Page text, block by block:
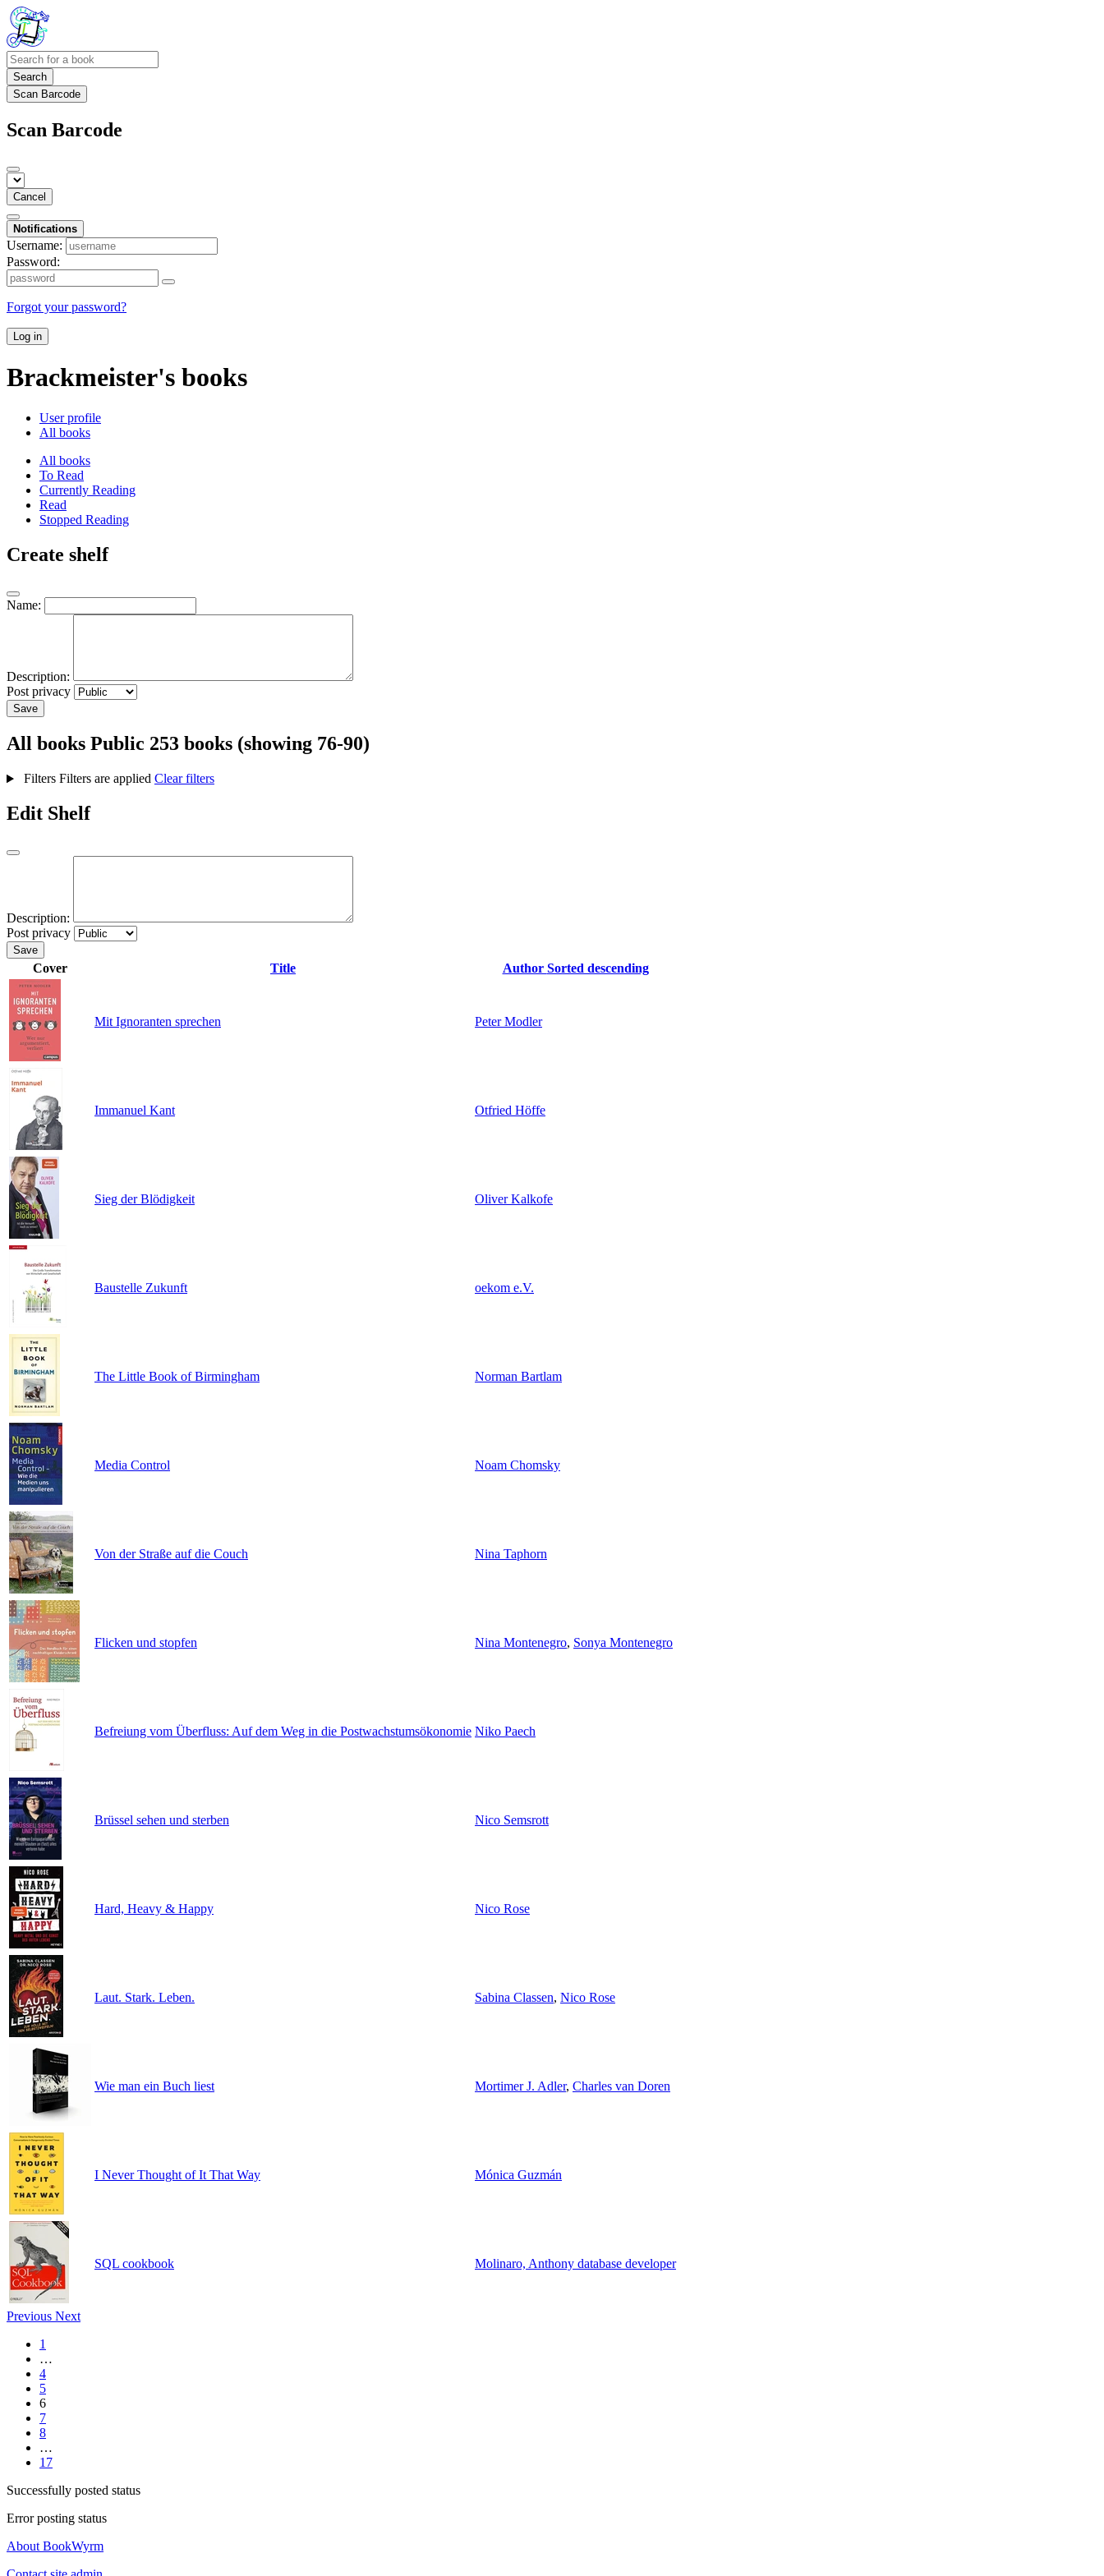
Search
Scan Barcode
Scan Barcode
Cancel
Notifications
Username:
Password:
Forgot your password?
Log in
Brackmeister's books
User profile
All books
All books
To Read
Currently Reading
Read
Stopped Reading
Create shelf
Name:
Description:
Post privacy
Save
All books Public 253 books (showing 76-90)
Filters Filters are applied Clear filters
Edit Shelf
Description:
Post privacy
Save
Cover Title Author Sorted descending
Mit Ignoranten sprechen Peter Modler
Immanuel Kant Otfried Höffe
Sieg der Blödigkeit Oliver Kalkofe
Baustelle Zukunft oekom e.V.
The Little Book of Birmingham Norman Bartlam
Media Control Noam Chomsky
Von der Straße auf die Couch Nina Taphorn
Flicken und stopfen Nina Montenegro, Sonya Montenegro
Befreiung vom Überfluss: Auf dem Weg in die Postwachstumsökonomie Niko Paech
Brüssel sehen und sterben Nico Semsrott
Hard, Heavy & Happy Nico Rose
Laut. Stark. Leben. Sabina Classen, Nico Rose
Wie man ein Buch liest Mortimer J. Adler, Charles van Doren
I Never Thought of It That Way Mónica Guzmán
SQL cookbook Molinaro, Anthony database developer
Previous Next
1
…
4
5
6
7
8
…
17
Successfully posted status
Error posting status
About BookWyrm